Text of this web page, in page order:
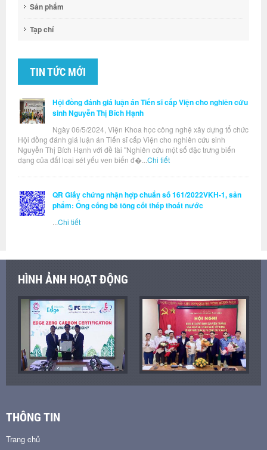
Sản phẩm
Tạp chí
TIN TỨC MỚI
Hội đồng đánh giá luận án Tiến sĩ cấp Viện cho nghiên cứu
sinh Nguyễn Thị Bích Hạnh
Ngày 06/5/2024, Viện Khoa học công nghệ xây dựng tổ chức
Hội đồng đánh giá luận án Tiến sĩ cấp Viện cho nghiên cứu sinh
Nguyễn Thị Bích Hạnh với đề tài "Nghiên cứu một số đặc trưng biến
dạng của đất loại sét yếu ven biển đ�... Chi tiết
QR Giấy chứng nhận hợp chuẩn số 161/2022VKH-1, sản
phẩm: Ống cống bê tông cốt thép thoát nước
Chi tiết
HÌNH ẢNH HOẠT ĐỘNG
THÔNG TIN
Trang chủ